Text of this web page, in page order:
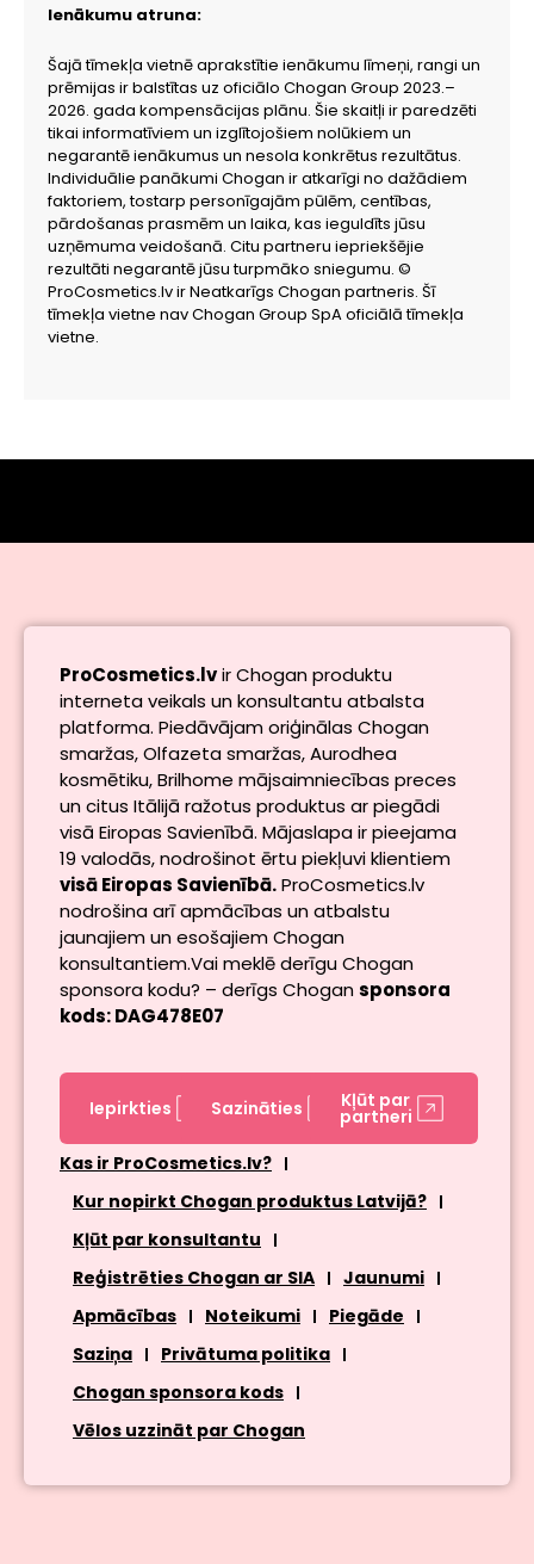
Ienākumu atruna:
Šajā tīmekļa vietnē aprakstītie ienākumu līmeņi, rangi un
prēmijas ir balstītas uz oficiālo Chogan Group 2023.–
2026. gada kompensācijas plānu. Šie skaitļi ir paredzēti
tikai informatīviem un izglītojošiem nolūkiem un
negarantē ienākumus un nesola konkrētus rezultātus.
Individuālie panākumi Chogan ir atkarīgi no dažādiem
faktoriem, tostarp personīgajām pūlēm, centības,
pārdošanas prasmēm un laika, kas ieguldīts jūsu
uzņēmuma veidošanā. Citu partneru iepriekšējie
rezultāti negarantē jūsu turpmāko sniegumu. ©
ProCosmetics.lv ir Neatkarīgs Chogan partneris. Šī
tīmekļa vietne nav Chogan Group SpA oficiālā tīmekļa
vietne.
ProCosmetics.lvir Chogan produktu
interneta veikals un konsultantu atbalsta
platforma. Piedāvājam oriģinālas Chogan
smaržas, Olfazeta smaržas, Aurodhea
kosmētiku, Brilhome mājsaimniecības preces
un citus Itālijā ražotus produktus ar piegādi
visā Eiropas Savienībā. Mājaslapa ir pieejama
19 valodās, nodrošinot ērtu piekļuvi klientiem
visā Eiropas Savienībā.ProCosmetics.lv
nodrošina arī apmācības un atbalstu
jaunajiem un esošajiem Chogan
konsultantiem.Vai meklē derīgu Chogan
sponsora kodu? – derīgs Chogansponsora
kods: DAG478E07
Iepirkties Sazināties Kļūt par
partneri
Kas ir ProCosmetics.lv?
Kur nopirkt Chogan produktus Latvijā?
Kļūt par konsultantu
Reģistrēties Chogan ar SIA
Jaunumi
Apmācības
Noteikumi
Piegāde
Saziņa
Privātuma politika
Chogan sponsora kods
Vēlos uzzināt par Chogan